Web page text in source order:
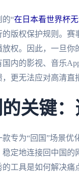
的“在日本看世界杯
版权保护规则。
权。因此，一旦
内的影视、音乐
更无法应对高清直
关键
专为“回国”场景
定地连接回中国
工具是如何解决痛